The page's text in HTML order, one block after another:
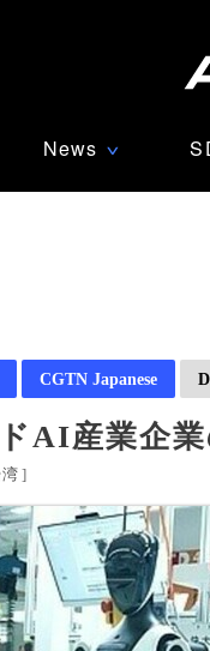
News ∨
CGTN Japanese
AI産業企
]